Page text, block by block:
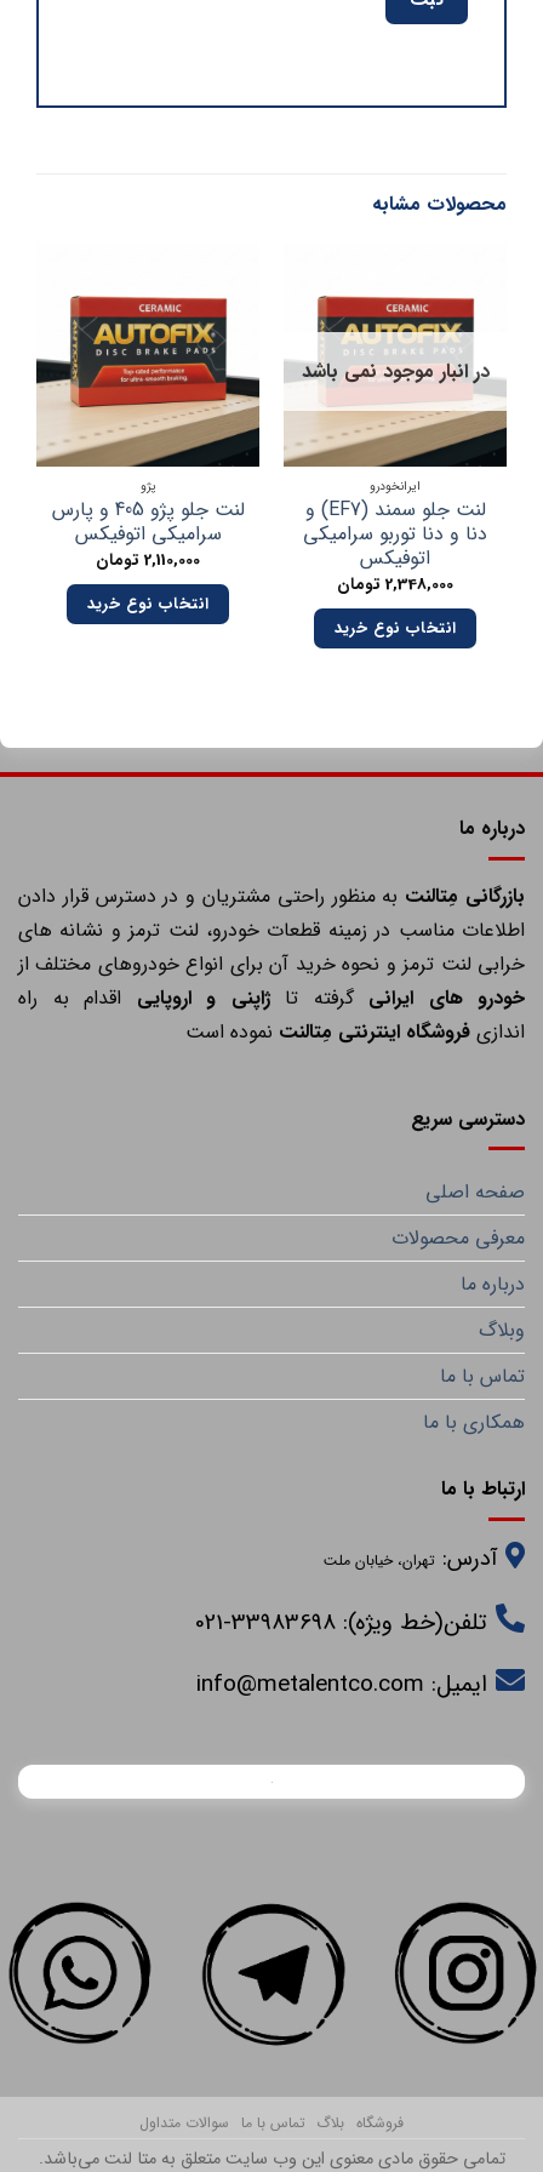
محصولات مشابه
در انبار موجود نمی باشد
ایرانخودرو
لنت جلو سمند (EF7) و
دنا و دنا توربو سرامیکی
اتوفیکس
2,348,000تومان
انتخاب نوع خرید
لنت جلو پژو 405 و پارس
سرامیکی اتوفیکس
2,110,000تومان
انتخاب نوع خرید
درباره ما
بازرگانی مِتالنتبه منظور راحتی مشتریان و در دسترس قرار دادن
اطلاعات مناسب در زمینه قطعات خودرو، لنت ترمز و نشانه های
خرابی لنت ترمز و نحوه خرید آن برای انواع خودروهای مختلف از
خودرو های ایرانیگرفته تاژاپنی و اروپاییاقدام به راه
اندازیفروشگاه اینترنتی مِتالنتنموده است
دسترسی سریع
صفحه اصلی
معرفی محصولات
درباره ما
وبلاگ
تماس با ما
همکاری با ما
ارتباط با ما
آدرس: تهران، خیابان ملت
تلفن(خط ویژه): 33983698-021
ایمیل:info@metalentco.com
فروشگاه بلاگ تماس با ما سوالات متداول
تمامی حقوق مادی معنوی این وب سایت متعلق به متا لنت می‌باشد.